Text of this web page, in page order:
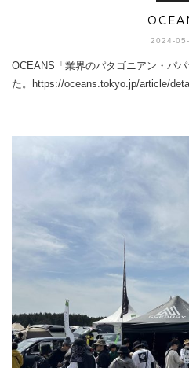
2024-
OCEANS「業界のパタゴニアン・パ
た。https://oceans.tokyo.jp/article/